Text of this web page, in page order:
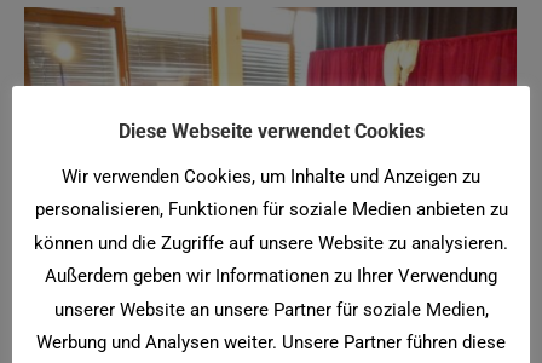
Diese Webseite verwendet Cookies
Wir verwenden Cookies, um Inhalte und Anzeigen zu
personalisieren, Funktionen für soziale Medien anbieten zu
können und die Zugriffe auf unsere Website zu analysieren.
Außerdem geben wir Informationen zu Ihrer Verwendung
unserer Website an unsere Partner für soziale Medien,
Werbung und Analysen weiter. Unsere Partner führen diese